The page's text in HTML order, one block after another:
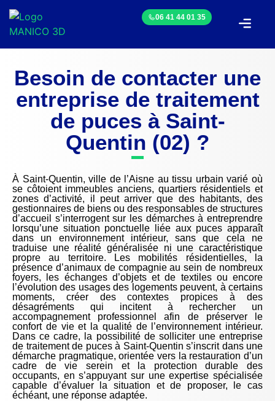
06 41 44 01 35
Besoin de contacter une
entreprise de traitement
de puces à Saint-
Quentin (02) ?
À Saint-Quentin, ville de l’Aisne au tissu urbain varié où
se côtoient immeubles anciens, quartiers résidentiels et
zones d’activité, il peut arriver que des habitants, des
gestionnaires de biens ou des responsables de structures
d’accueil s’interrogent sur les démarches à entreprendre
lorsqu’une situation ponctuelle liée aux puces apparaît
dans un environnement intérieur, sans que cela ne
traduise une réalité généralisée ni une caractéristique
propre au territoire. Les mobilités résidentielles, la
présence d’animaux de compagnie au sein de nombreux
foyers, les échanges d’objets et de textiles ou encore
l’évolution des usages des logements peuvent, à certains
moments, créer des contextes propices à des
désagréments qui incitent à rechercher un
accompagnement professionnel afin de préserver le
confort de vie et la qualité de l’environnement intérieur.
Dans ce cadre, la possibilité de solliciter une entreprise
de traitement de puces à Saint-Quentin s’inscrit dans une
démarche pragmatique, orientée vers la restauration d’un
cadre de vie serein et la protection durable des
occupants, en s’appuyant sur une expertise spécialisée
capable d’évaluer la situation et de proposer, le cas
échéant, une réponse adaptée.